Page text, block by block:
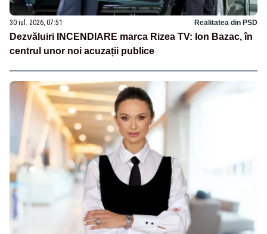
30 iul. 2026, 07:51 Realitatea din PSD
Dezvăluiri INCENDIARE marca Rizea TV: Ion Bazac, în
centrul unor noi acuzații publice